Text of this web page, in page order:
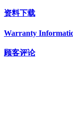
资料下载
Warranty
顾客评论